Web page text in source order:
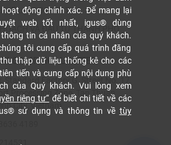
đầu: 20-01-2017
VÀ ÐẦU TƯ THÀNH PHỐ
COMPANY LIMITED
Standard Factory G, Street No. 17,
Processing Zone, Tan Thuan
City, Vietnam
4189
động chính xác. Để mang lại
web tốt nhất, igus® dùng
tin cá nhân của quý khách.
tôi cung cấp quá trình đăng
thập dữ liệu thống kê cho các
tiến và cung cấp nội dung phù
của Quý khách. Vui lòng xem
riêng tư“ để biết chi tiết về các
sử dụng và thông tin về tùy